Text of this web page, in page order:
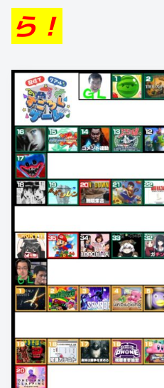
ら！